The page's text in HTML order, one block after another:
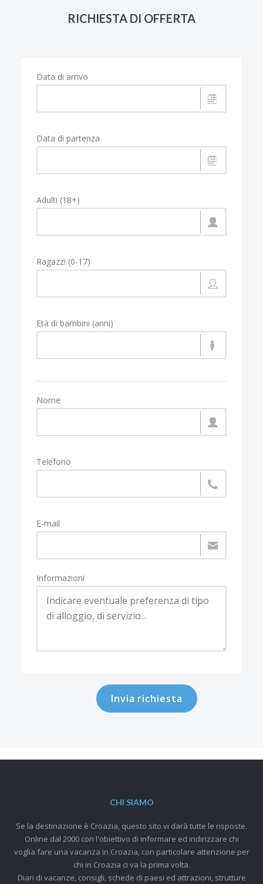
RICHIESTA DI OFFERTA
Data di arrivo
Data di partenza
Adulti (18+)
Ragazzi (0-17)
Età di bambini (anni)
Nome
Telefono
E-mail
Informazioni
Invia richiesta
CHI SIAMO
Se la destinazione è Croazia, questo sito vi darà tutte le risposte.
Online dal 2000 con l'obiettivo di informare ed indirizzare chi
voglia fare una vacanza in Croazia, con particolare attenzione per
chi in Croazia ci va la prima volta.
Diari di vacanze, consigli, schede di paesi ed attrazioni, strutture